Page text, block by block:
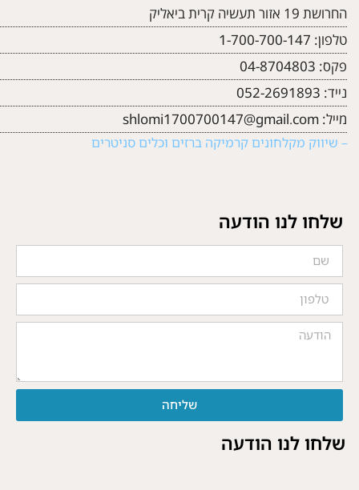
החרושת 19 אזור תעשיה קרית ביאליק
טלפון: 1-700-700-147
פקס: 04-8704803
נייד: 052-2691893
מייל: shlomi1700700147@gmail.com
– שיווק מקלחונים קרמיקה ברזים וכלים סניטרים
שלחו לנו הודעה
שליחה
שלחו לנו הודעה